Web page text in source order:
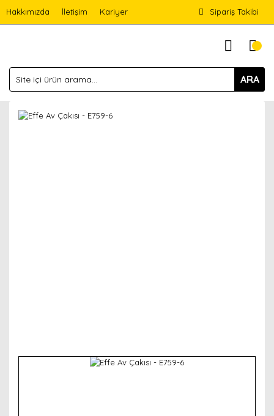
Hakkımızda İletişim Kariyer Sipariş Takibi
ARA